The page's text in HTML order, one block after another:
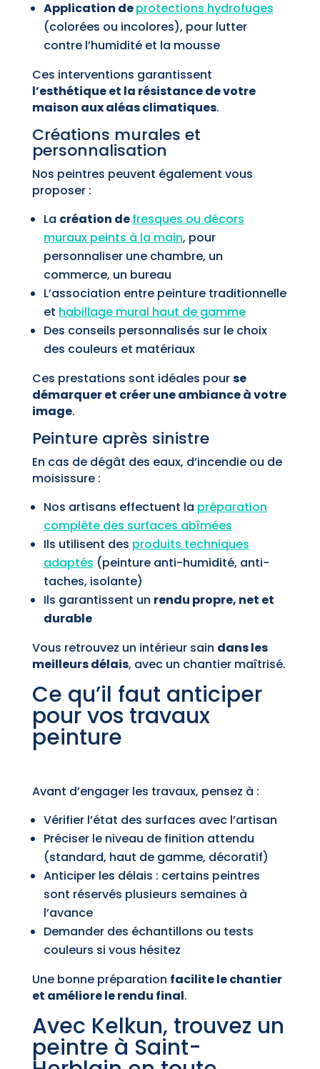
Application deprotections hydrofuges
(colorées ou incolores), pour lutter
contre l’humidité et la mousse
Ces interventions garantissent
l’esthétique et la résistance de votre
maison aux aléas climatiques.
Créations murales et
personnalisation
Nos peintres peuvent également vous
proposer :
La création defresques ou décors
muraux peints à la main, pour
personnaliser une chambre, un
commerce, un bureau
L’association entre peinture traditionnelle
et habillage mural haut de gamme
Des conseils personnalisés sur le choix
des couleurs et matériaux
Ces prestations sont idéales pourse
démarquer et créer une ambiance à votre
image.
Peinture après sinistre
En cas de dégât des eaux, d’incendie ou de
moisissure :
Nos artisans effectuent la préparation
complète des surfaces abîmées
Ils utilisent des produits techniques
adaptés (peinture anti-humidité, anti-
taches, isolante)
Ils garantissent un rendu propre, net et
durable
Vous retrouvez un intérieur sain dans les
meilleurs délais, avec un chantier maîtrisé.
Ce qu’il faut anticiper
pour vos travaux
peinture
Avant d’engager les travaux, pensez à :
Vérifier l’état des surfaces avec l’artisan
Préciser le niveau de finition attendu
(standard, haut de gamme, décoratif)
Anticiper les délais : certains peintres
sont réservés plusieurs semaines à
l’avance
Demander des échantillons ou tests
couleurs si vous hésitez
Une bonne préparation facilite le chantier
et améliore le rendu final.
Avec Kelkun, trouvez un
peintre à Saint-